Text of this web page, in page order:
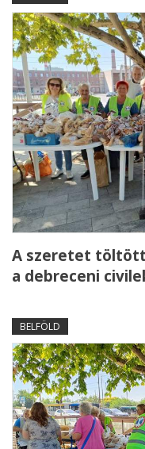
A szeretet töltött
a debreceni
BELFÖLD